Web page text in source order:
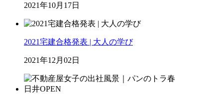
2021年10月17日
2021宅建合格発表 | 大人の学び
2021年12月02日